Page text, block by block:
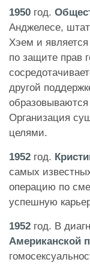
1950 год.
Анджелесе,
Хэем и
по защите прав
другой
Организация
целями.
1952 год.
самых
операцию по
успешную
1952 год. В
Американской